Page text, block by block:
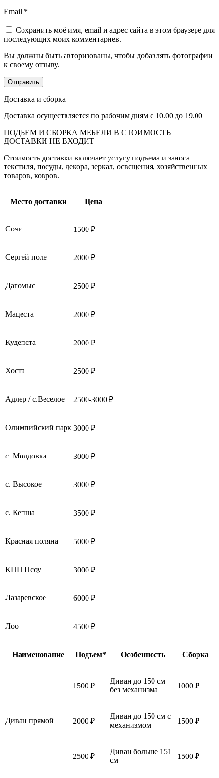
Email *
Сохранить моё имя, email и адрес сайта в этом браузере для
последующих моих комментариев.
Вы должны быть авторизованы, чтобы добавлять фотографии
к своему отзыву.
Доставка и сборка
Доставка осуществляется по рабочим дням с 10.00 до 19.00
ПОДЬЕМ И СБОРКА МЕБЕЛИ В СТОИМОСТЬ
ДОСТАВКИ НЕ ВХОДИТ
Стоимость доставки включает услугу подъема и заноса
текстиля, посуды, декора, зеркал, освещения, хозяйственных
товаров, ковров.
Место доставки Цена
Сочи 1500 ₽
Сергей поле 2000 ₽
Дагомыс 2500 ₽
Мацеста 2000 ₽
Кудепста 2000 ₽
Хоста 2500 ₽
Адлер / с.Веселое 2500-3000 ₽
Олимпийский парк 3000 ₽
с. Молдовка 3000 ₽
с. Высокое 3000 ₽
с. Кепша 3500 ₽
Красная поляна 5000 ₽
КПП Псоу 3000 ₽
Лазаревское 6000 ₽
Лоо 4500 ₽
Наименование Подъем* Особенность Сборка
Диван прямой
1500 ₽
Диван до 150 см
без механизма
1000 ₽
2000 ₽
Диван до 150 см с
механизмом
1500 ₽
2500 ₽
Диван больше 151
см
1500 ₽